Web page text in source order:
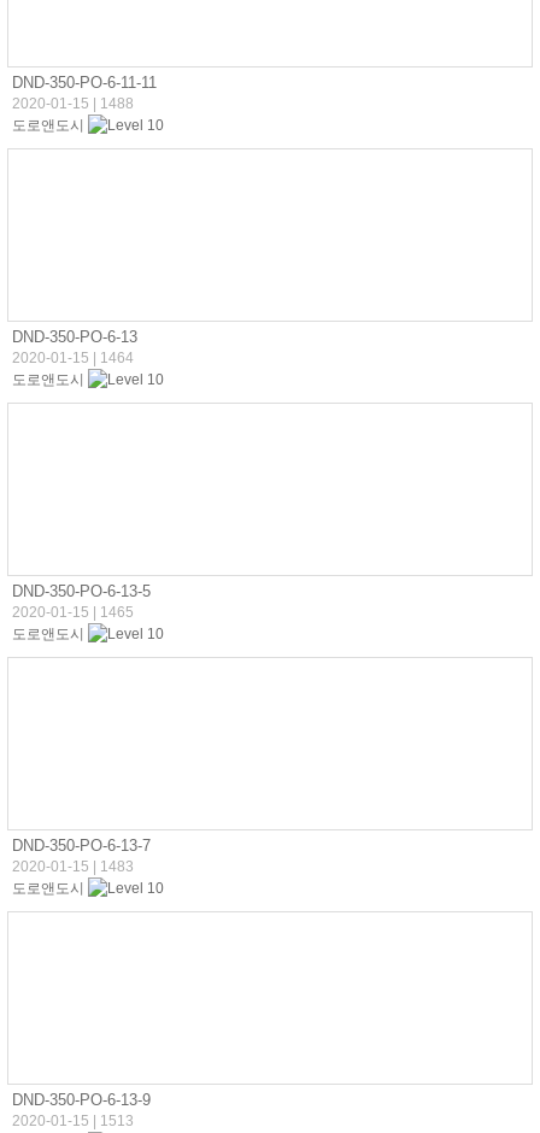
DND-350-PO-6-11-11
2020-01-15
1488
도로앤도시
DND-350-PO-6-13
2020-01-15
1464
도로앤도시
DND-350-PO-6-13-5
2020-01-15
1465
도로앤도시
DND-350-PO-6-13-7
2020-01-15
1483
도로앤도시
DND-350-PO-6-13-9
2020-01-15 1513